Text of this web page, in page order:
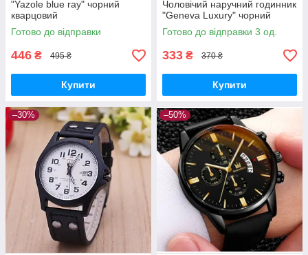
"Yazole blue ray" чорний
кварцовий
Готово до відправки
446 ₴ 495 ₴
Купити
Чоловічий наручний годинник
"Geneva Luxury" чорний
Готово до відправки 3 од.
333 ₴ 370 ₴
Купити
–30% –50%